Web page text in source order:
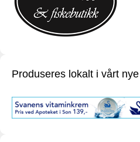
Produseres lokalt i vårt